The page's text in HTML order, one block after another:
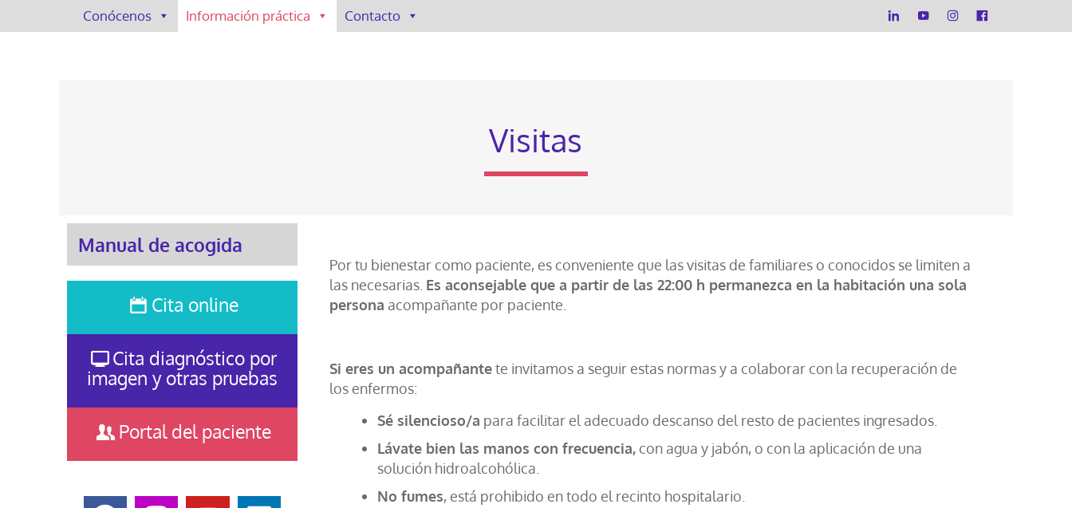
Conócenos Información práctica Contacto
Visitas
Manual de acogida
Cita online
Cita diagnóstico por
imagen y otras pruebas
Portal del paciente
Por tu bienestar como paciente, es conveniente que las visitas de familiares o conocidos se limiten a
las necesarias. Es aconsejable que a partir de las 22:00 h permanezca en la habitación una sola
persona acompañante por paciente.
Si eres un acompañantete invitamos a seguir estas normas y a colaborar con la recuperación de
los enfermos:
Sé silencioso/a para facilitar el adecuado descanso del resto de pacientes ingresados.
Lávate bien las manos con frecuencia,con agua y jabón, o con la aplicación de una
solución hidroalcohólica.
No fumes, está prohibido en todo el recinto hospitalario.